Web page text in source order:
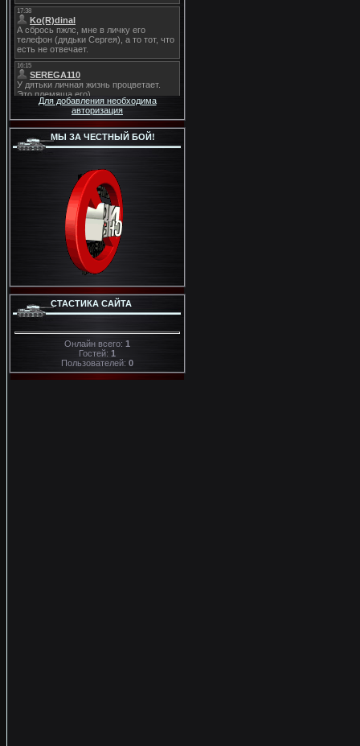
Для добавления необходима
авторизация
МЫ ЗА ЧЕСТНЫЙ БОЙ!
СТАСТИКА САЙТА
Онлайн всего: 1
Гостей: 1
Пользователей: 0